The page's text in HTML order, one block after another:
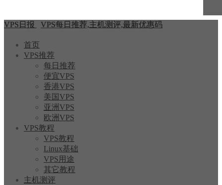
VPS日报 VPS每日推荐,主机测评,最新优惠码
首页
VPS推荐
每日推荐
便宜VPS
香港VPS
美国VPS
亚洲VPS
欧洲VPS
VPS教程
VPS教程
Linux基础
VPS用途
其它教程
主机测评